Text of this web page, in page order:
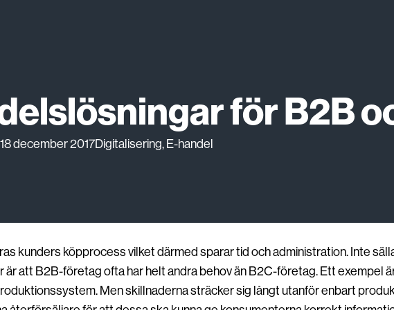
för B2B
18 december 2017Digitalisering, E-handel
kunders köpprocess vilket därmed sparar tid och administration. Inte
att B2B-företag ofta har helt andra behov än B2C-företag. Ett exempel
Men skillnaderna sträcker sig långt utanför enbart